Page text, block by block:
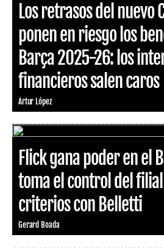
Los retrasos del nuevo
ponen en riesgo los
Barça 2025-26: los
financieros salen caros
Artur López
Flick gana poder en el
toma el control del
criterios con Belletti
Gerard Boada